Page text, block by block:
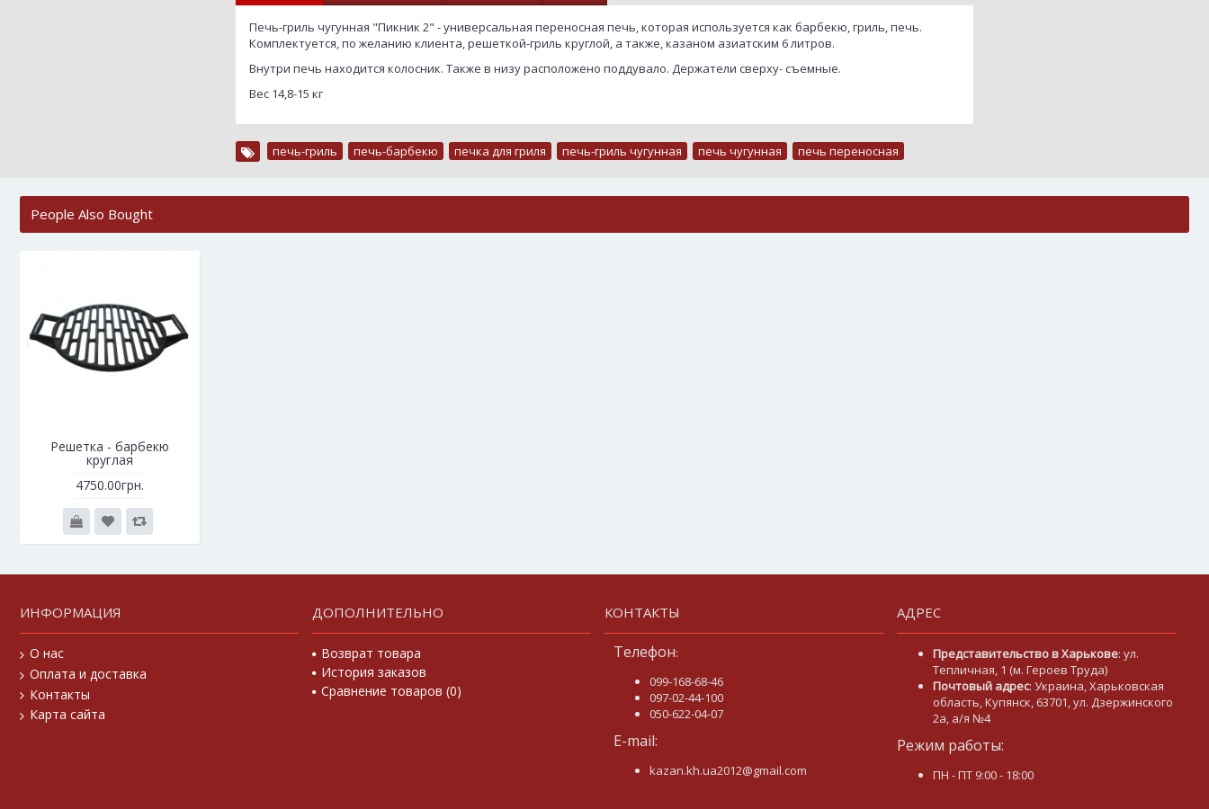
Печь-гриль чугунная "Пикник 2" - универсальная переносная печь, которая используется как барбекю, гриль, печь.
Комплектуется, по желанию клиента, решеткой-гриль круглой, а также, казаном азиатским 6 литров.
Внутри печь находится колосник. Также в низу расположено поддувало. Держатели сверху- съемные.
Вес 14,8-15 кг
печь-гриль печь-барбекю печка для гриля печь-гриль чугунная печь чугунная печь переносная
People Also Bought
Решетка - барбекю
круглая
4750.00грн.
ИНФОРМАЦИЯ
О нас
Оплата и доставка
Контакты
Карта сайта
ДОПОЛНИТЕЛЬНО
Возврат товара
История заказов
Сравнение товаров (0)
КОНТАКТЫ
Телефон:
099-168-68-46
097-02-44-100
050-622-04-07
E-mail:
kazan.kh.ua2012@gmail.com
АДРЕС
Представительство в Харькове: ул.
Тепличная, 1 (м. Героев Труда)
Почтовый адрес: Украина, Харьковская
область, Купянск, 63701, ул. Дзержинского
2а, а/я №4
Режим работы:
ПН - ПТ 9:00 - 18:00